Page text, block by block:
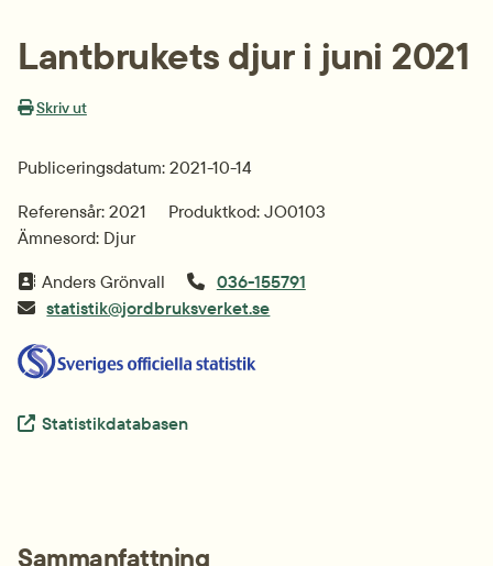
Lantbrukets djur i juni 2021
Skriv ut
Publiceringsdatum: 2021-10-14
Referensår: 2021
Produktkod: JO0103
Ämnesord: Djur
Anders Grönvall
036-155791
statistik@jordbruksverket.se
Extern länk.
Statistikdatabasen
Sammanfattning